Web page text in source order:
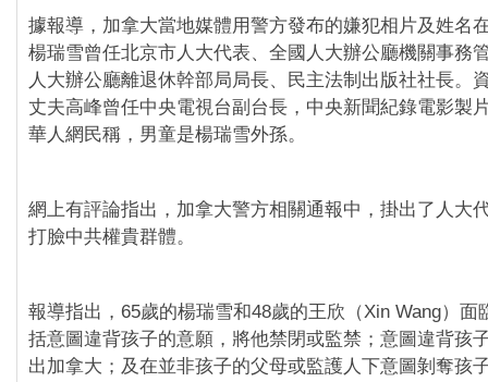
據報導，加拿大當地媒體用警方發布的嫌犯相片及姓名
楊瑞雪曾任北京市人大代表、全國人大辦公廳機關事務
人大辦公廳離退休幹部局局長、民主法制出版社社長。
丈夫高峰曾任中央電視台副台長，中央新聞紀錄電影製
華人網民稱，男童是楊瑞雪外孫。
網上有評論指出，加拿大警方相關通報中，掛出了人大
打臉中共權貴群體。
報導指出，65歲的楊瑞雪和48歲的王欣（Xin Wang）面
括意圖違背孩子的意願，將他禁閉或監禁；意圖違背孩
出加拿大；及在並非孩子的父母或監護人下意圖剝奪孩